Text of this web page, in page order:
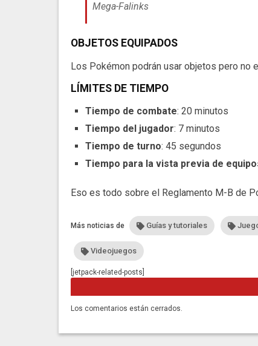
​​Mega-Falinks
OBJETOS EQUIPADOS
Los Pokémon podrán usar objetos pero no
LÍMITES DE TIEMPO
Tiempo de combate: 20 minutos
Tiempo del jugador: 7 minutos
Tiempo de turno: 45 segundos
Tiempo para la vista previa de
Eso es todo sobre el Reglamento M-B de
Más noticias de Guías y tutoriales
Videojuegos
[jetpack-related-posts]
Los comentarios están cerrados.